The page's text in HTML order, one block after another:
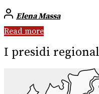
Elena Massa
Read more
I presidi